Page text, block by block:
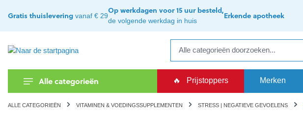
general.skipToNavigation
Gratis thuislevering vanaf € 29
Op werkdagen voor 15 uur besteld,
de volgende werkdag in huis
Erkende apotheek
Alle categorieën 🔥 Prijstoppers Merken
ALLE CATEGORIEËN VITAMINEN & VOEDINGSSUPPLEMENTEN STRESS | NEGATIEVE GEVOELENS